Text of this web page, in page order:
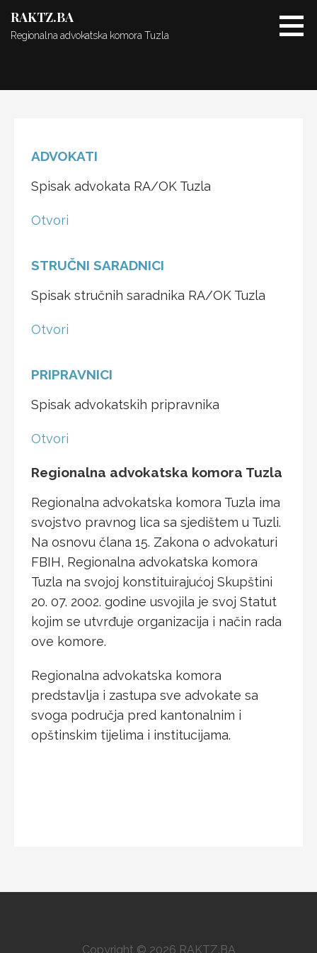
content
RAKTZ.BA
Regionalna advokatska komora Tuzla
ADVOKATI
Spisak advokata RA/OK Tuzla
Otvori
STRUČNI SARADNICI
Spisak stručnih saradnika RA/OK Tuzla
Otvori
PRIPRAVNICI
Spisak advokatskih pripravnika
Otvori
Regionalna advokatska komora Tuzla
Regionalna advokatska komora Tuzla ima
svojstvo pravnog lica sa sjedištem u Tuzli.
Na osnovu člana 15. Zakona o advokaturi
FBIH, Regionalna advokatska komora
Tuzla na svojoj konstituirajućoj Skupštini
20. 07. 2002. godine usvojila je svoj Statut
kojim se utvrđuje organizacija i način rada
ove komore.
Regionalna advokatska komora
predstavlja i zastupa sve advokate sa
svoga područja pred kantonalnim i
opštinskim tijelima i institucijama.
Copyright © 2026 RAKTZ.BA